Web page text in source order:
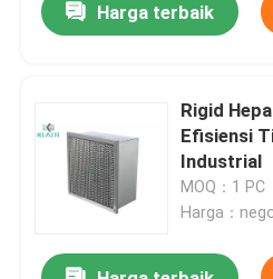
Harga terbaik
Rigid
Efisiensi
Industrial
MOQ：1 PC
Harga：